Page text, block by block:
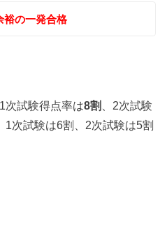
裕の一発合格
次試験得点率は8割
、2次試験
1次試験は6割、2次試験は5割